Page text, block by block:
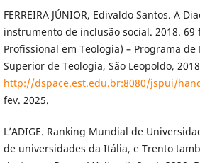
FERREIRA JÚNIOR, Edivaldo Santos. A
instrumento de inclusão social. 2018. 69
Profissional em Teologia) – Programa de
Superior de Teologia, São Leopoldo,
http://dspace.est.edu.br:8080/jspui/
fev. 2025.
L’ADIGE. Ranking Mundial de
de universidades da Itália, e Trento